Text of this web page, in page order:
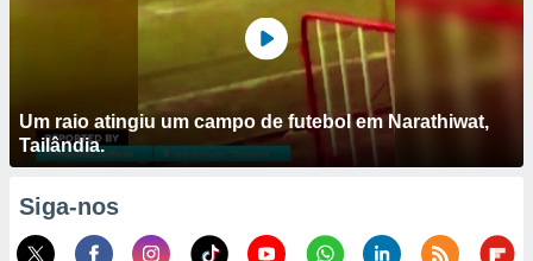
Um raio atingiu um campo de futebol em Narathiwat,
Tailândia.
Siga-nos